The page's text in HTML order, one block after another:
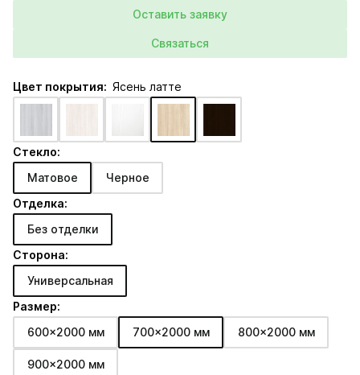
Оставить заявку
Связаться
Цвет покрытия: Ясень латте
Стекло:
Матовое
Черное
Отделка:
Без отделки
Сторона:
Универсальная
Размер:
600x2000 мм
700x2000 мм 800x2000 мм
900x2000 мм